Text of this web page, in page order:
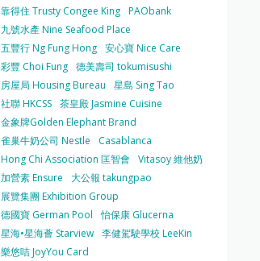
靠得住 Trusty Congee King PAObank
九號水產 Nine Seafood Place
五豐行 Ng Fung Hong 安心寶 Nice Care
彩豐 Choi Fung 德美壽司 tokumisushi
房屋局 Housing Bureau
星島 Sing Tao
社聯 HKCSS 茶皇殿 Jasmine Cuisine
金象牌Golden Elephant Brand
雀巢牛奶公司 Nestle
Casablanca
Hong Chi Association 匡智會
Vitasoy 維他奶
加營素 Ensure
大公報 takungpao
展覽集團 Exhibition Group
德國寶 German Pool
怡保康 Glucerna
星海•星海薈 Starview 李健駕駛學校 LeeKin
樂悠咭 JoyYou Card